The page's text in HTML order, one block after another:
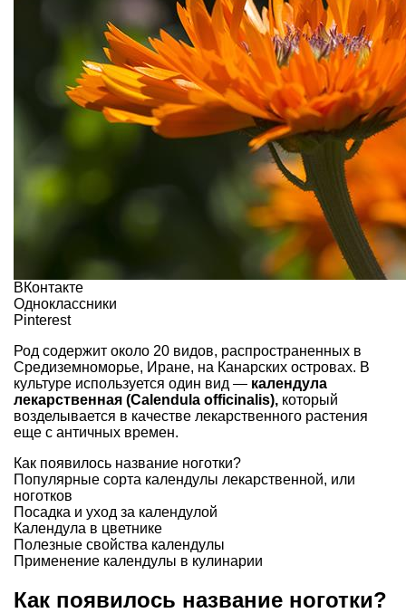
ВКонтакте
Одноклассники
Pinterest
Род содержит около 20 видов, распространенных в
Средиземноморье, Иране, на Канарских островах. В
культуре используется один вид — календула
лекарственная (Calendula officinalis), который
возделывается в качестве лекарственного растения
еще с античных времен.
Как появилось название ноготки?
Популярные сорта календулы лекарственной, или
ноготков
Посадка и уход за календулой
Календула в цветнике
Полезные свойства календулы
Применение календулы в кулинарии
Как появилось название ноготки?